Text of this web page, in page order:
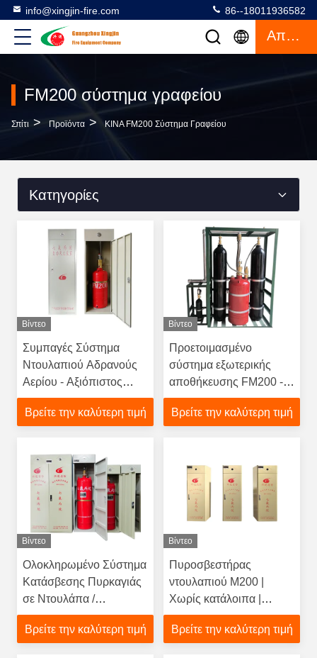
info@xingjin-fire.com 86--18011936582
Απόσπασμα
FM200 σύστημα γραφείου
Σπίτι > Προϊόντα > ΚΙΝΑ FM200 Σύστημα Γραφείου
Κατηγορίες
Βίντεο
Συμπαγές Σύστημα
Ντουλαπιού Αδρανούς
Αερίου - Αξιόπιστος
Εξοπλισμός
Πυρόσβεσης FM200
Βρείτε την καλύτερη τιμή
Βίντεο
Προετοιμασμένο
σύστημα εξωτερικής
αποθήκευσης FM200 -
Αξιόπιστη καταστολή
αερίων για σταθμούς
Βρείτε την καλύτερη τιμή
Βίντεο
Ολοκληρωμένο Σύστημα
Κατάσβεσης Πυρκαγιάς
σε Ντουλάπα /
Προστασία Βάσει FM200
για Χώρους
Βρείτε την καλύτερη τιμή
Βίντεο
Πυροσβεστήρας
ντουλαπιού M200 |
Χωρίς κατάλοιπα |
Κέντρα Δεδομένων
Βρείτε την καλύτερη τιμή